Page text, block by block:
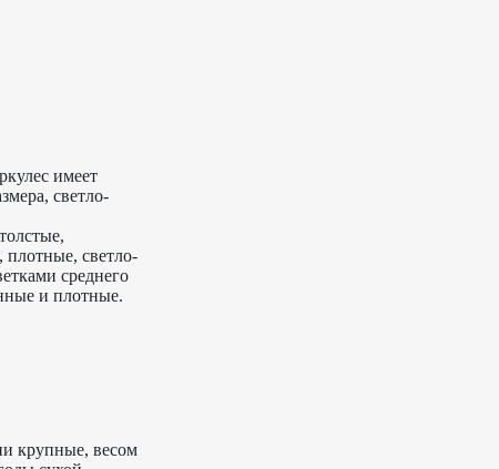
имеет
светло-
плотные, светло-
среднего
и плотные.
крупные, весом